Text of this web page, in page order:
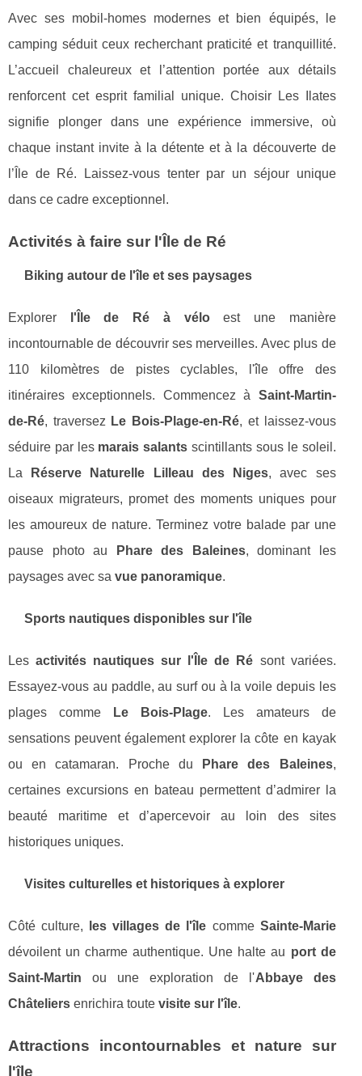
Avec ses mobil-homes modernes et bien équipés, le
camping séduit ceux recherchant praticité et tranquillité.
L’accueil chaleureux et l’attention portée aux détails
renforcent cet esprit familial unique. Choisir Les Ilates
signifie plonger dans une expérience immersive, où
chaque instant invite à la détente et à la découverte de
l’Île de Ré. Laissez-vous tenter par un séjour unique
dans ce cadre exceptionnel.
Activités à faire sur l'Île de Ré
Biking autour de l'île et ses paysages
Explorer l'Île de Ré à véloest une manière
incontournable de découvrir ses merveilles. Avec plus de
110 kilomètres de pistes cyclables, l'île offre des
itinéraires exceptionnels. Commencez à Saint-Martin-
de-Ré, traversez Le Bois-Plage-en-Ré, et laissez-vous
séduire par les marais salants scintillants sous le soleil.
La
Réserve Naturelle Lilleau des Niges, avec ses
oiseaux migrateurs, promet des moments uniques pour
les amoureux de nature. Terminez votre balade par une
pause photo au
Phare des Baleines, dominant les
paysages avec sa vue panoramique.
Sports nautiques disponibles sur l'île
Lesactivités nautiques sur l'Île de Ré sont variées.
Essayez-vous au paddle, au surf ou à la voile depuis les
plages comme
Le Bois-Plage. Les amateurs de
sensations peuvent également explorer la côte en kayak
ou en catamaran. Proche du
Phare des Baleines,
certaines excursions en bateau permettent d’admirer la
beauté maritime et d’apercevoir au loin des sites
historiques uniques.
Visites culturelles et historiques à explorer
Côté culture, les villages de l'île comme Sainte-Marie
dévoilent un charme authentique. Une halte au port de
Saint-Martin ou une exploration de l'Abbaye des
Châteliers enrichira toute visite sur l'île.
Attractions incontournables et nature sur
l'île